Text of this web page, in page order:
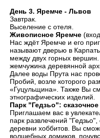
День 3. Яремче - Львов
Завтрак.
Выселение с отеля.
Живописное Яремче
Нас ждёт Яремче и его
называют дверью в
между двух горных
жемчужина деревянной
Далее воды Прута нас
Пробий, возле которого
«Гуцульщина». Также Вы
этнографических изделий.
Парк "Гедзьо":
Приглашаем вас в
парк развлечений
деревни хоббитов. Вы
волшебных домиков,